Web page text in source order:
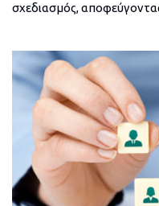
σχεδιασμός,